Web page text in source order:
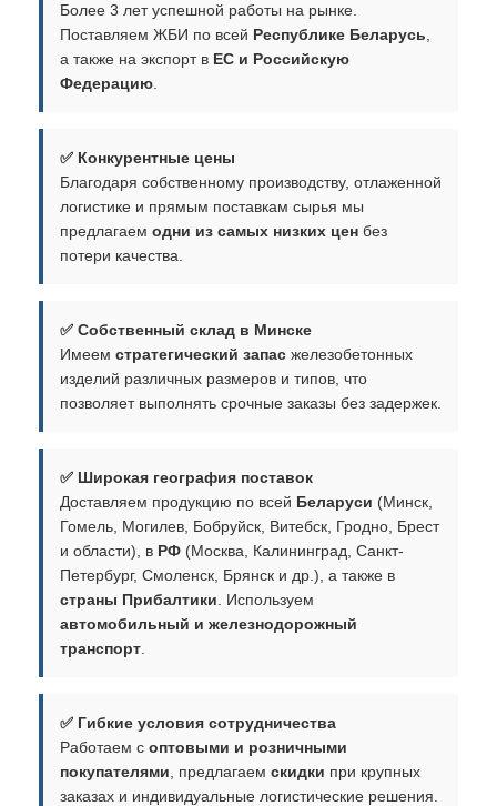
Более 3 лет успешной работы на рынке.
Поставляем ЖБИ по всей Республике Беларусь
а также на экспорт в ЕС и Российскую
Федерацию
✅ Конкурентные цены
Благодаря собственному производству, отлаженной
логистике и прямым поставкам сырья мы
предлагаем одни из самых низких цен без
потери качества.
✅ Собственный склад в Минске
Имеем стратегический запас железобетонных
изделий различных размеров и типов, что
позволяет выполнять срочные заказы без задержек.
✅ Широкая география поставок
Доставляем продукцию по всей Беларуси (Минск,
Гомель, Могилев, Бобруйск, Витебск, Гродно, Брест
и области), в РФ (Москва, Калининград, Санкт-
Петербург, Смоленск, Брянск и др.), а также в
страны Прибалтики . Используем
автомобильный и железнодорожный
транспорт
✅ Гибкие условия сотрудничества
Работаем с оптовыми и розничными
покупателями , предлагаем скидки при крупных
заказах и индивидуальные логистические решения.